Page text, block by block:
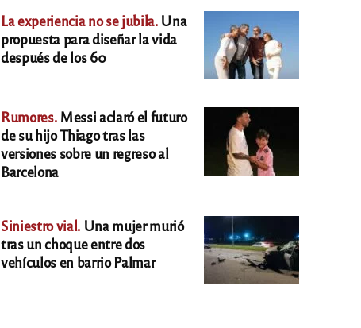
La experiencia no se jubila.Una
propuesta para diseñar la vida
después de los 60
Rumores.Messi aclaró el futuro
de su hijo Thiago tras las
versiones sobre un regreso al
Barcelona
Siniestro vial. Una mujer murió
tras un choque entre dos
vehículos en barrio Palmar